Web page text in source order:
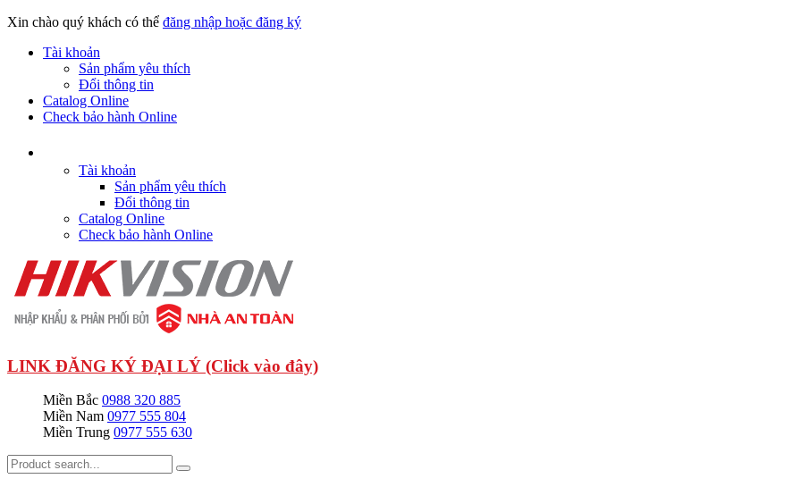
Xin chào quý khách có thể đăng nhập hoặc đăng ký
Tài khoản
Sản phẩm yêu thích
Đổi thông tin
Catalog Online
Check bảo hành Online
Tài khoản
Sản phẩm yêu thích
Đổi thông tin
Catalog Online
Check bảo hành Online
LINK ĐĂNG KÝ ĐẠI LÝ (Click vào đây)
Miền Bắc 0988 320 885
Miền Nam 0977 555 804
Miền Trung 0977 555 630